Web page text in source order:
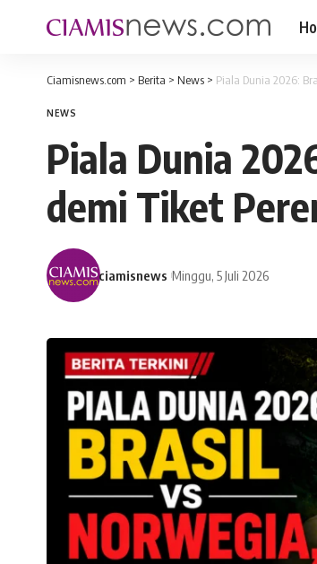
Ciamisnews.com > Berita > News > Piala Dunia 2026:
NEWS
Piala Dunia
demi Tiket
ciamisnews Minggu, 5 Juli 2026